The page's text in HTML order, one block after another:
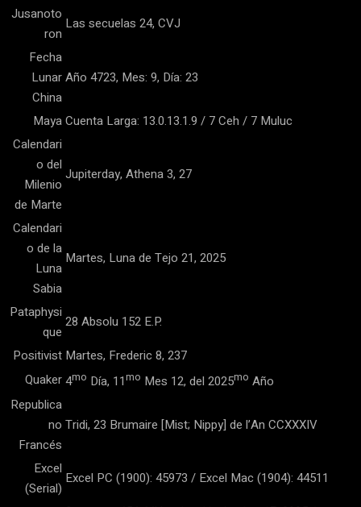
Jusanoto
ron
Las secuelas 24, CVJ
Fecha
Lunar
China
Año 4723, Mes: 9, Día: 23
MayaCuenta Larga: 13.0.13.1.9 / 7 Ceh / 7 Muluc
Calendari
o del
Milenio
de Marte
Jupiterday, Athena 3, 27
Calendari
o de la
Luna
Sabia
Martes, Luna de Tejo 21, 2025
Pataphysi
que
28 Absolu 152 E.P.
Positivist Martes, Frederic 8, 237
Quaker4mo Día, 11mo Mes 12, del 2025mo Año
Republica
no
Francés
Tridi, 23 Brumaire [Mist; Nippy] de l’An CCXXXIV
Excel
(Serial)
Excel PC (1900): 45973 / Excel Mac (1904): 44511